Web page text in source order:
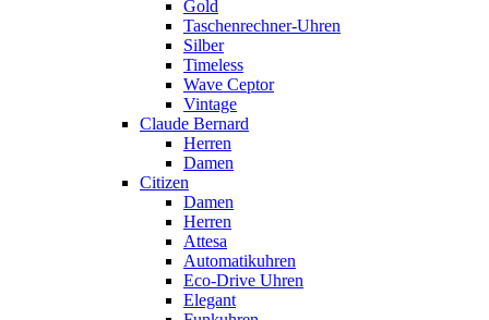
Gold
Taschenrechner-Uhren
Silber
Timeless
Wave Ceptor
Vintage
Claude Bernard
Herren
Damen
Citizen
Damen
Herren
Attesa
Automatikuhren
Eco-Drive Uhren
Elegant